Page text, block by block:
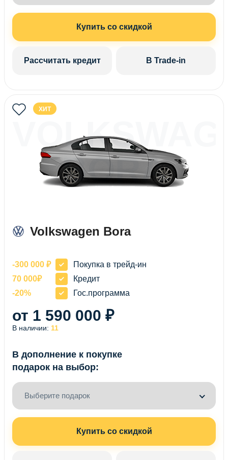
Купить со скидкой
Рассчитать кредит В Trade-in
ХИТ
BORA
Volkswagen Bora
-300 000 ₽
Покупка в трейд-ин
70 000₽
Кредит
-20%
Гос.программа
от 1 590 000 ₽
В наличии: 11
В дополнение к покупке
подарок на выбор:
Выберите подарок
Купить со скидкой